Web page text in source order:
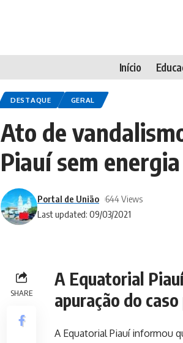
Início
DESTAQUE GERAL
Ato de
Piauí sem energia
Last updated: 09/03/2021
Portal de União 644 Views
SHARE
A Equatorial
apuração do
A Equatorial Piauí informou